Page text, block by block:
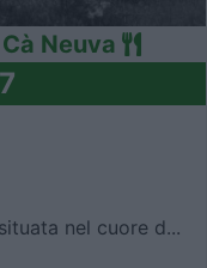
Neuva
7
nel cuore d...